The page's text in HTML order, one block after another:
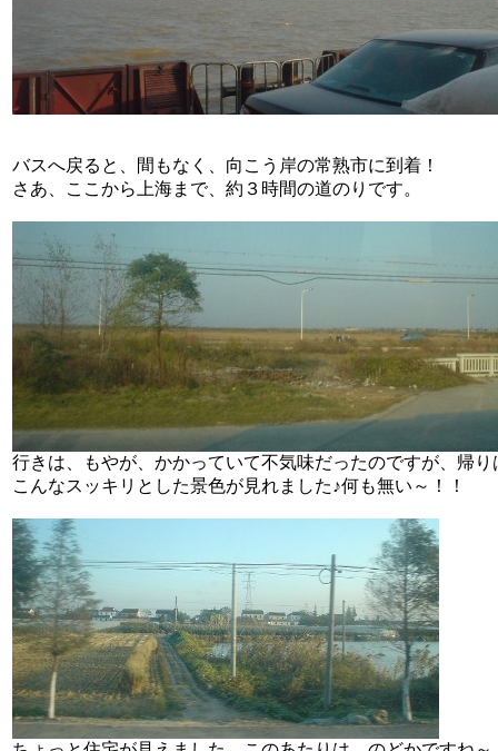
バスへ戻ると、間もなく、向こう岸の常熟市に到着！
さあ、ここから上海まで、約３時間の道のりです。
行きは、もやが、かかっていて不気味だったのですが、帰
こんなスッキリとした景色が見れました♪何も無い～！！